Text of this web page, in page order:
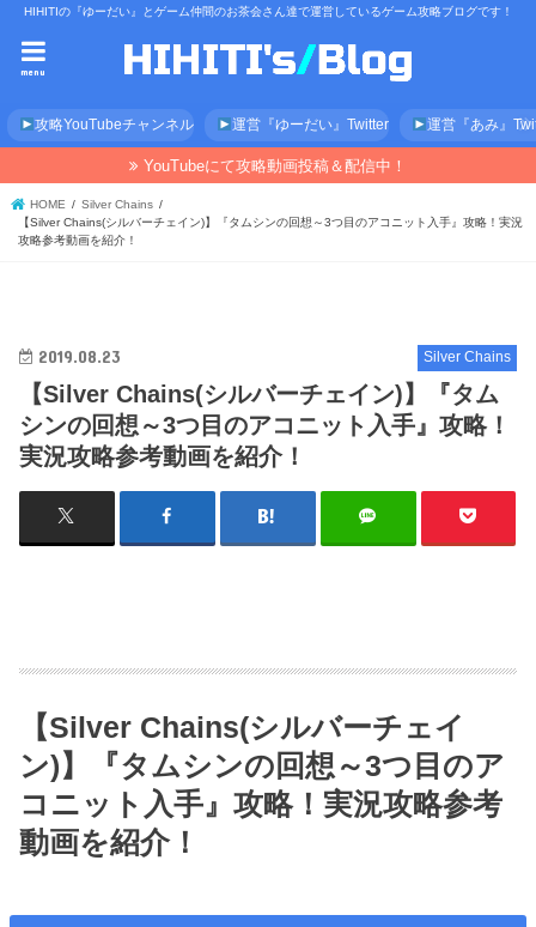
HIHITIの『ゆーだい』とゲーム仲間のお茶会さん達で運営しているゲーム攻略ブログです！
menu
攻略YouTubeチャンネル 運営『ゆーだい』Twitter 運営『あみ』
YouTubeにて攻略動画投稿＆配信中！
HOME
Silver Chains
【Silver Chains(シルバーチェイン)】『タムシンの回想～3つ目のアコニット入手』攻略！実況
攻略参考動画を紹介！
Silver Chains
2019.08.23
【Silver Chains(シルバーチェイン)】『タム
シンの回想～3つ目のアコニット入手』攻略！
実況攻略参考動画を紹介！
【Silver Chains(シルバーチェイ
ン)】『タムシンの回想～3つ目のア
コニット入手』攻略！実況攻略参考
動画を紹介！